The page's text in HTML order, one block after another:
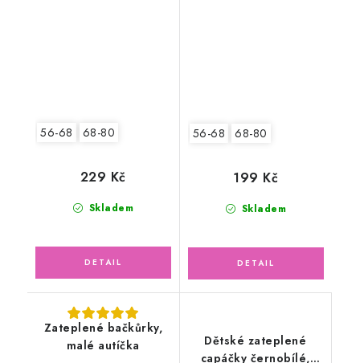
56-68 68-80
Skladem
229 Kč
56-68 68-80
Skladem
199 Kč
Zateplené bačkůrky,
malé autíčka
Dětské zateplené
capáčky černobílé,